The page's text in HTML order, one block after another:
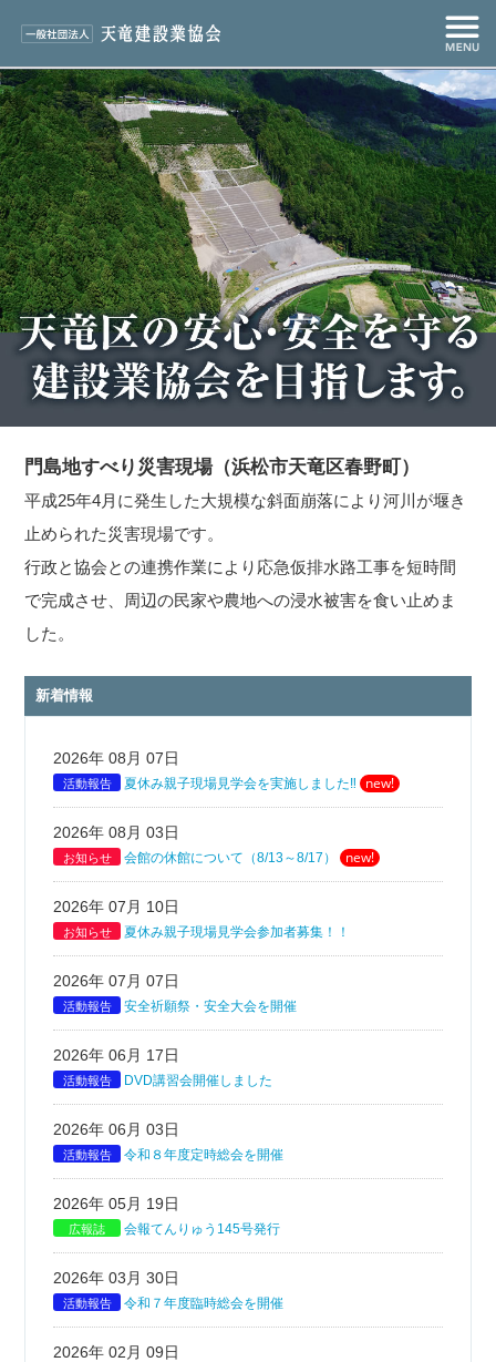
門島地すべり災害現場（浜松市天竜区春野町）
平成25年4月に発生した大規模な斜面崩落により河川が堰き
止められた災害現場です。
行政と協会との連携作業により応急仮排水路工事を短時間
で完成させ、周辺の民家や農地への浸水被害を食い止めま
した。
新着情報
2026年 08月 07日
活動報告 夏休み親子現場見学会を実施しました‼ new!
2026年 08月 03日
お知らせ 会館の休館について（8/13～8/17） new!
2026年 07月 10日
お知らせ 夏休み親子現場見学会参加者募集！！
2026年 07月 07日
活動報告 安全祈願祭・安全大会を開催
2026年 06月 17日
活動報告 DVD講習会開催しました
2026年 06月 03日
活動報告 令和８年度定時総会を開催
2026年 05月 19日
広報誌 会報てんりゅう145号発行
2026年 03月 30日
活動報告 令和７年度臨時総会を開催
2026年 02月 09日